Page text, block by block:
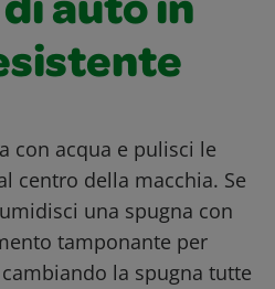
auto in
con acqua e pulisci le
centro della macchia. Se
una spugna con
tamponante per
la spugna tutte